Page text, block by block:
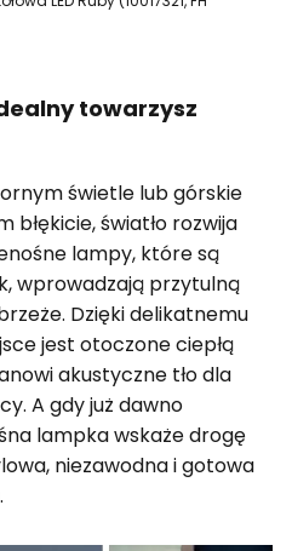
towarzysz
świetle lub górskie
błękicie, światło rozwija
lampy, które są
wprowadzają przytulną
Dzięki delikatnemu
jest otoczone ciepłą
akustyczne tło dla
A gdy już dawno
lampka wskaże drogę
niezawodna i gotowa